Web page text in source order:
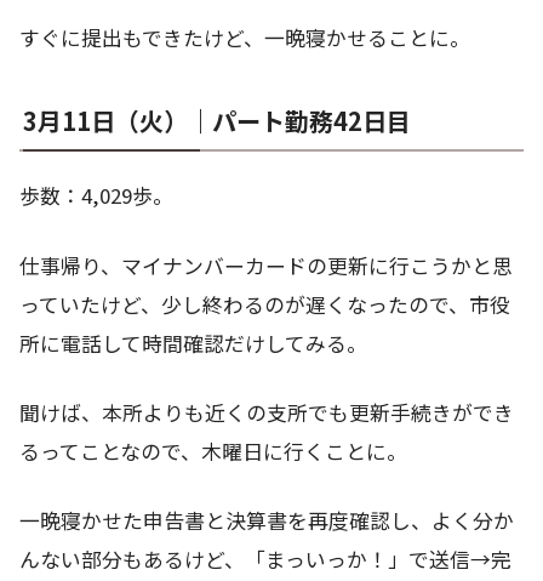
すぐに提出もできたけど、一晩寝かせることに。
3月11日（火）｜パート勤務42日目
歩数：4,029歩。
仕事帰り、マイナンバーカードの更新に行こうかと思
っていたけど、少し終わるのが遅くなったので、市役
所に電話して時間確認だけしてみる。
聞けば、本所よりも近くの支所でも更新手続きができ
るってことなので、木曜日に行くことに。
一晩寝かせた申告書と決算書を再度確認し、よく分か
んない部分もあるけど、「まっいっか！」で送信→完